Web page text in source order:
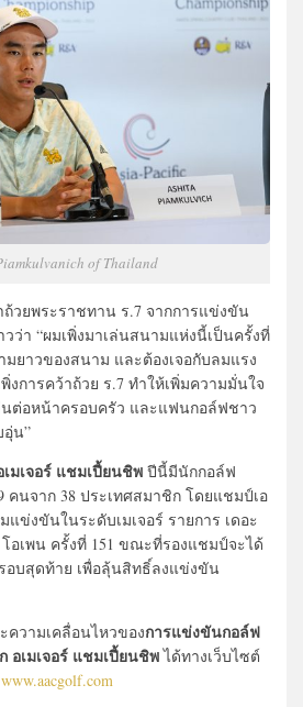
of Thailand
ถ้วยพระราชทาน ร.7 จากการแข่งขัน
ว่า “ผมเพิ่งมาเล่นสนามแห่งนี้เป็นครั้งที่
ยาวของสนาม และต้องเจอกับลมแรง
งการคว้าถ้วย ร.7 ทำให้เพิ่มความมั่นใจ
นต่อหน้าครอบครัว และแฟนกอล์ฟชาว
น”
มเจอร์ แชมเปี้ยนชิพ ปีนี้มีนักกอล์ฟ
คนจาก 38 ประเทศสมาชิก โดยแชมป์เอ
แข่งขันในระดับเมเจอร์ รายการ เดอะ
อเพน ครั้งที่ 151 ขณะที่รองแชมป์จะได้
อบสุดท้าย เพื่อลุ้นสิทธิ์ลงแข่งขัน
ความเคลื่อนไหวของการแข่งขันกอล์ฟ
อเมเจอร์ แชมเปี้ยนชิพได้ทางเว็บไซต์
www.aacgolf.com